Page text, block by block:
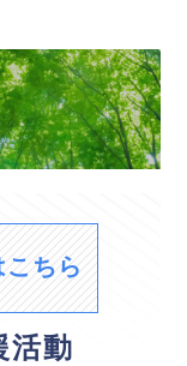
こちら
活動